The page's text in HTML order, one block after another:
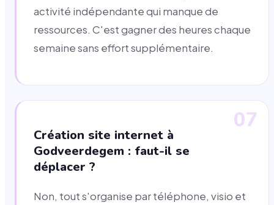
activité indépendante qui manque de
ressources. C'est gagner des heures chaque
semaine sans effort supplémentaire.
07
Création site internet à
Godveerdegem : faut-il se
déplacer ?
Non, tout s'organise par téléphone, visio et